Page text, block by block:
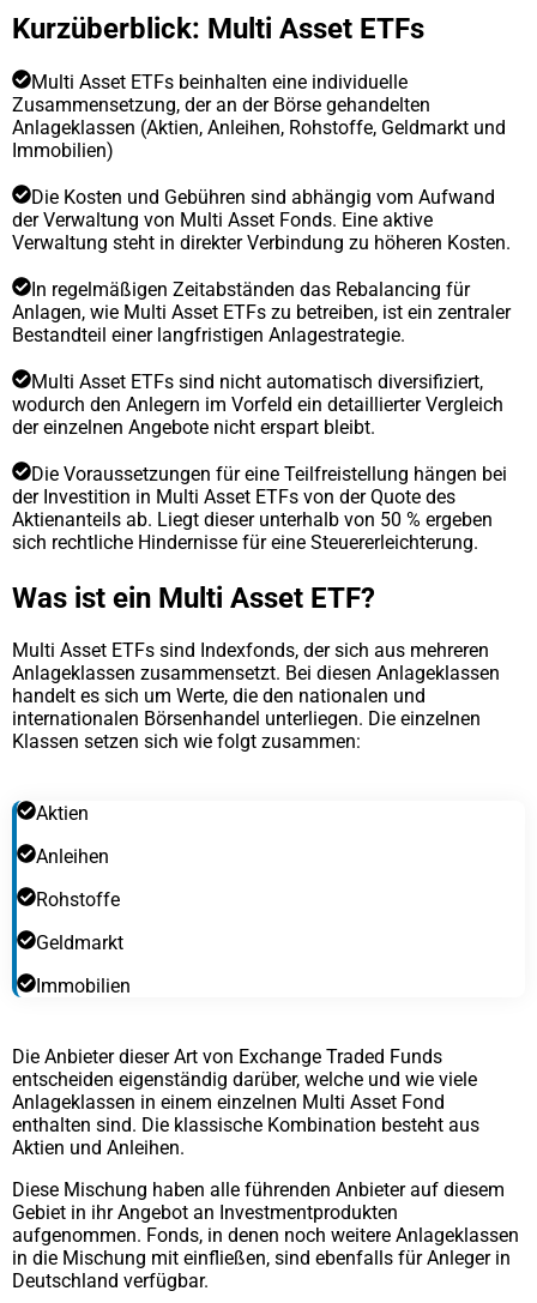
Kurzüberblick: Multi Asset ETFs
Multi Asset ETFs beinhalten eine individuelle
Zusammensetzung, der an der Börse gehandelten
Anlageklassen (Aktien, Anleihen, Rohstoffe, Geldmarkt und
Immobilien)
Die Kosten und Gebühren sind abhängig vom Aufwand
der Verwaltung von Multi Asset Fonds. Eine aktive
Verwaltung steht in direkter Verbindung zu höheren Kosten.
In regelmäßigen Zeitabständen das Rebalancing für
Anlagen, wie Multi Asset ETFs zu betreiben, ist ein zentraler
Bestandteil einer langfristigen Anlagestrategie.
Multi Asset ETFs sind nicht automatisch diversifiziert,
wodurch den Anlegern im Vorfeld ein detaillierter Vergleich
der einzelnen Angebote nicht erspart bleibt.
Die Voraussetzungen für eine Teilfreistellung hängen bei
der Investition in Multi Asset ETFs von der Quote des
Aktienanteils ab. Liegt dieser unterhalb von 50 % ergeben
sich rechtliche Hindernisse für eine Steuererleichterung.
Was ist ein Multi Asset ETF?
Multi Asset ETFs sind Indexfonds, der sich aus mehreren
Anlageklassen zusammensetzt. Bei diesen Anlageklassen
handelt es sich um Werte, die den nationalen und
internationalen Börsenhandel unterliegen. Die einzelnen
Klassen setzen sich wie folgt zusammen:
Aktien
Anleihen
Rohstoffe
Geldmarkt
Immobilien
Die Anbieter dieser Art von Exchange Traded Funds
entscheiden eigenständig darüber, welche und wie viele
Anlageklassen in einem einzelnen Multi Asset Fond
enthalten sind. Die klassische Kombination besteht aus
Aktien und Anleihen.
Diese Mischung haben alle führenden Anbieter auf diesem
Gebiet in ihr Angebot an Investmentprodukten
aufgenommen. Fonds, in denen noch weitere Anlageklassen
in die Mischung mit einfließen, sind ebenfalls für Anleger in
Deutschland verfügbar.